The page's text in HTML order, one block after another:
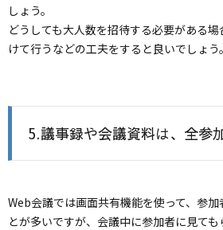
しょう。
どうしても大人数を招待する必要がある
けて行うなどの工夫をすると良いでしょう。
5.議事録や会議資料は、全参
Web会議では画面共有機能を使って、参
とが多いですが、会議中に参加者に見て